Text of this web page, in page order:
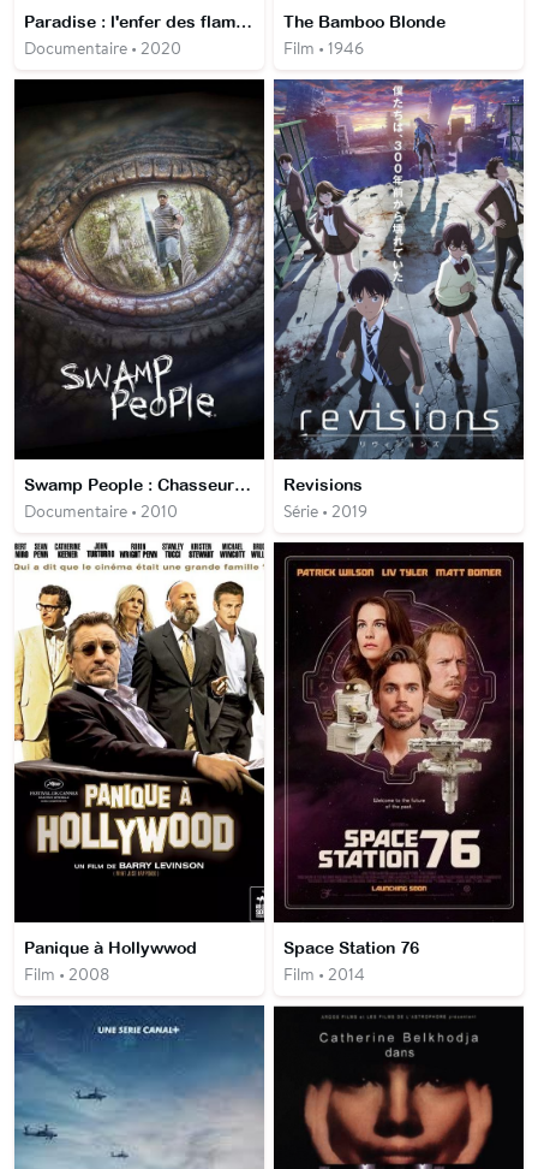
Paradise : l'enfer des flammes
Documentaire • 2020
The Bamboo Blonde
Film • 1946
Swamp People : Chasseurs de crocos
Documentaire • 2010
Revisions
Série • 2019
Panique à Hollywwod
Film • 2008
Space Station 76
Film • 2014